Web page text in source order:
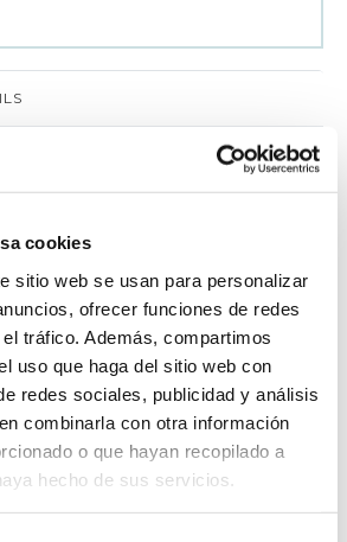
cookies
sitio web se usan para personalizar
ofrecer funciones de redes
tráfico. Además, compartimos
uso que haga del sitio web con
redes sociales, publicidad y análisis
combinarla con otra información
o que hayan recopilado a
hecho de sus servicios.